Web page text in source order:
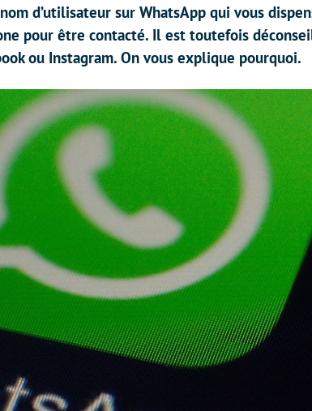
d’utilisateur sur WhatsApp qui vous
pour être contacté. Il est toutefois
ou Instagram. On vous explique pourquoi.